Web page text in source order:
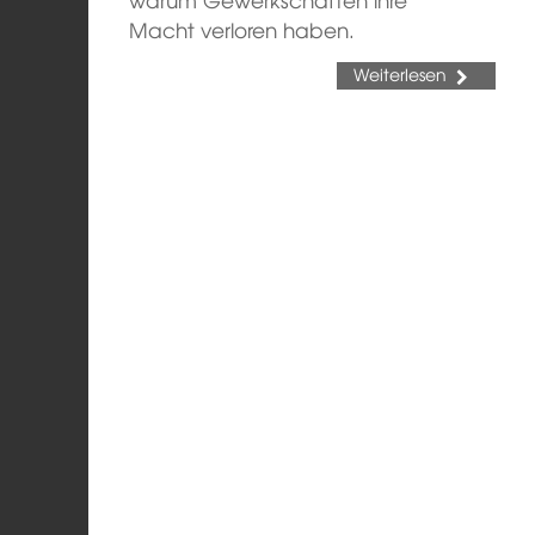
Macht verloren haben.
Weiterlesen